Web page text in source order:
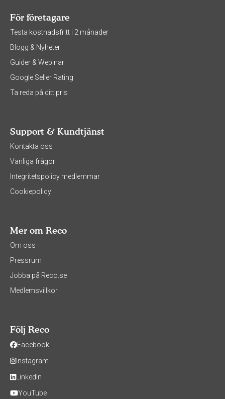
För företagare
Testa kostnadsfritt i 2 månader
Blogg & Nyheter
Guider & Webinar
Google Seller Rating
Ta reda på ditt pris
Support & Kundtjänst
Kontakta oss
Vanliga frågor
Integritetspolicy medlemmar
Cookiepolicy
Mer om Reco
Om oss
Pressrum
Jobba på Reco.se
Medlemsvillkor
Följ Reco
Facebook
Instagram
LinkedIn
YouTube